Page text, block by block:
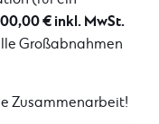
€ inkl. MwSt.
Großabnahmen
Zusammenarbeit!